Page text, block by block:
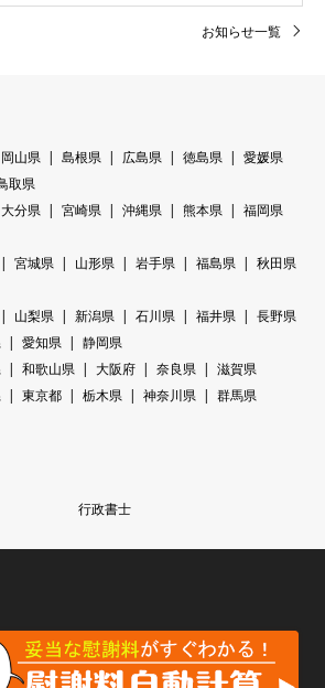
お知らせ一覧
岡山県 島根県 広島県 徳島県
愛媛県
取県
大分県 宮崎県 沖縄県 熊本県
福岡県
宮城県 山形県 岩手県 福島県
秋田県
山梨県 新潟県 石川県 福井県
長野県
愛知県
静岡県
和歌山県 大阪府 奈良県
滋賀県
東京都 栃木県 神奈川県
群馬県
行政書士